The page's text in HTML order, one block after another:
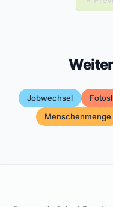
Jobwechsel
Menschenmenge